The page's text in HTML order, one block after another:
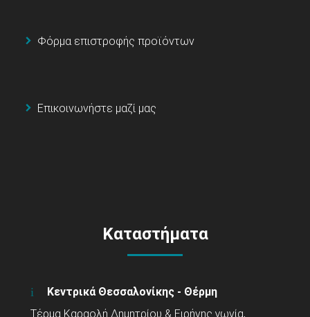
Φόρμα επιστροφής προϊόντων
Επικοινωνήστε μαζί μας
Καταστήματα
Κεντρικά Θεσσαλονίκης - Θέρμη
Τέρμα Καραολή Δημητρίου & Ειρήνης γωνία,